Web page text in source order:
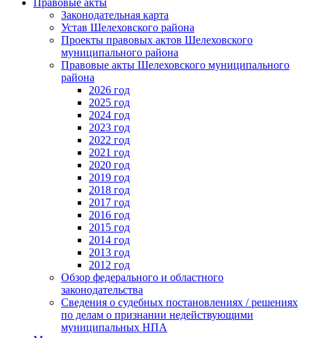
Законодательная карта
Устав Шелеховского района
Проекты правовых актов Шелеховского
муниципального района
Правовые акты Шелеховского муниципального
района
2026 год
2025 год
2024 год
2023 год
2022 год
2021 год
2020 год
2019 год
2018 год
2017 год
2016 год
2015 год
2014 год
2013 год
2012 год
Обзор федерального и областного
законодательства
Сведения о судебных постановлениях / решениях
по делам о признании недействующими
муниципальных НПА